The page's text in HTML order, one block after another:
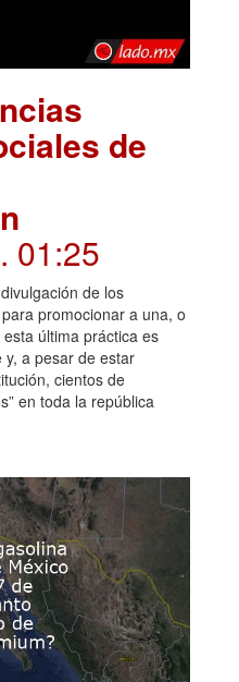
de
. 01:25
de los
promocionar a una, o
última práctica es
a pesar de estar
cientos de
en toda la república